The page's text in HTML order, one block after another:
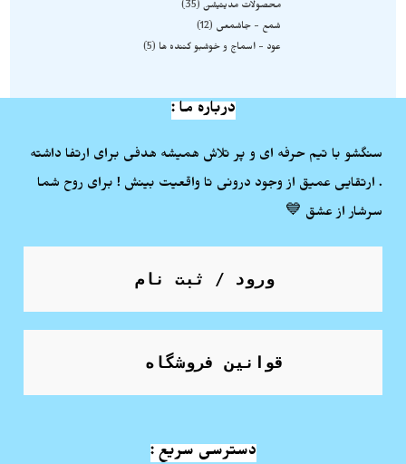
محصولات مدیتیشن 35
شمع - جاشمعی
12
عود - اسماج و خوشبو کننده ها
5
درباره ما :
سنگشو با تیم حرفه ای و پر تلاش همیشه هدفی برای ارتفا داشته
. ارتقایی عمیق از وجود درونی تا واقعیت بینش ! برای روح شما
سرشار از عشق 💙
ورود / ثبت نام
قوانین فروشگاه
دسترسی سریع :